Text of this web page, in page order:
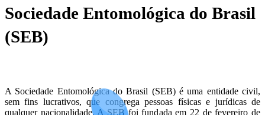
Sociedade Entomológica do Brasil
(SEB)
A Sociedade Entomológica do Brasil (SEB) é uma entidade civil,
sem fins lucrativos, que congrega pessoas físicas e jurídicas de
qualquer nacionalidade. A SEB foi fundada em 22 de fevereiro de